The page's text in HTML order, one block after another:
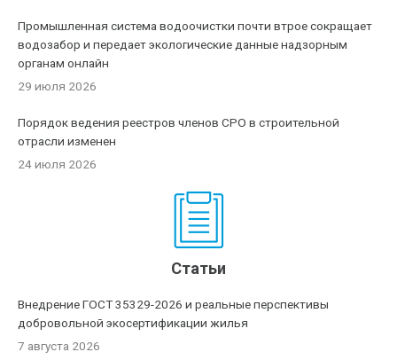
Промышленная система водоочистки почти втрое сокращает
водозабор и передает экологические данные надзорным
органам онлайн
29 июля 2026
Порядок ведения реестров членов СРО в строительной
отрасли изменен
24 июля 2026
Статьи
Внедрение ГОСТ 35329-2026 и реальные перспективы
добровольной экосертификации жилья
7 августа 2026